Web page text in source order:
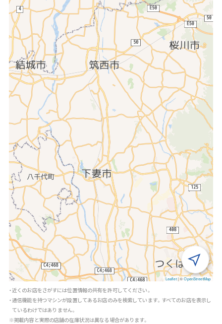
Leaflet |©OpenStreetMap
・近くのお店をさがすには位置情報の共有を許可してください。
・通信機能を持つマシンが設置してあるお店のみを検索しています。すべてのお店を表示し
ているわけではありません。
※掲載内容と実際の店舗の在庫状況は異なる場合があります。